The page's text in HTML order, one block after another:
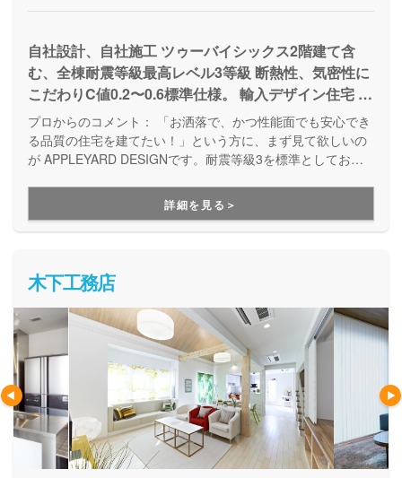
自社設計、自社施工 ツゥーバイシックス2階建て含
む、全棟耐震等級最高レベル3等級 断熱性、気密性に
こだわりC値0.2〜0.6標準仕様。 輸入デザイン住宅 自
然素材、無垢材ドア、無垢フローリングを標準。 資
産価値が落ちない、輸入デザイン住宅、100年住める
家。インテリアコーディネーターと一緒に詳細な打ち
プロからのコメント：
「お洒落で、かつ性能面でも安心でき
る品質の住宅を建てたい！」という方に、まず見て欲しいの
が APPLEYARD DESIGNです。耐震等級3を標準としてお
ど、満足のいく高性能なお家づくりが出来ます。また、自社
設計・自社施工なので、ご予算に合わせてオーダーメイドの
お家づくりが実現できる点も安心してお家づくりを任せられ
詳細を見る＞
木下工務店